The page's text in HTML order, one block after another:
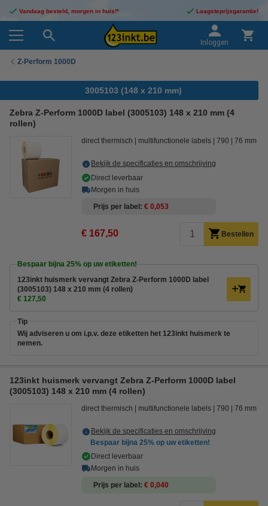
Vandaag besteld, morgen in huis!* Laagsteprijsgarantie!
Inloggen
Z-Perform 1000D
3005103 (148 x 210 mm)
Zebra Z-Perform 1000D label (3005103) 148 x 210 mm (4
rollen)
direct thermisch multifunctionele labels 790 76 mm
Bekijk de specificaties en omschrijving
Direct leverbaar
Morgen in huis
Prijs per label
€ 0,053
€ 167,50 Bestellen
Bespaar bijna 25% op uw etiketten!
123inkt huismerk vervangt Zebra Z-Perform 1000D label
(3005103) 148 x 210 mm (4 rollen)
€ 127,50
Tip
Wij adviseren u om i.p.v. deze etiketten het 123inkt huismerk te
nemen.
123inkt huismerk vervangt Zebra Z-Perform 1000D label
(3005103) 148 x 210 mm (4 rollen)
direct thermisch multifunctionele labels 790 76 mm
Bekijk de specificaties en omschrijving
Bespaar bijna 25% op uw etiketten!
Direct leverbaar
Morgen in huis
Prijs per label
€ 0,040